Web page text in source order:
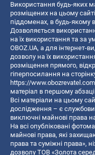
Використання будь-яких
розміщених на цьому сайті
піддоменах, в будь-якому
Дозволяється
на їх використання та за
OBOZ.UA, а для інтернет-
дозволу на їх
розміщення прямого,
гіперпосилання на
https://www.obozrevatel.com
матеріал в першому
Всі матеріали на цьому
дослідження – є
виключні майнові права
На всі опубліковані
майнові права, які
права та суміжні права»,
дозволу ТОВ «Золота